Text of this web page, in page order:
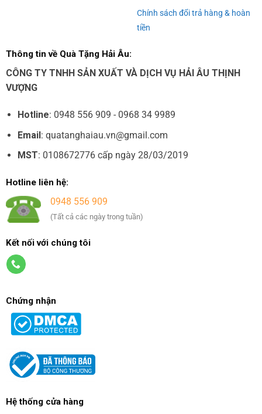
Chính sách đổi trả hàng & hoàn
tiền
Thông tin về Quà Tặng Hải Âu:
CÔNG TY TNHH SẢN XUẤT VÀ DỊCH VỤ HẢI ÂU THỊNH
VƯỢNG
Hotline: 0948 556 909 - 0968 34 9989
Email: quatanghaiau.vn@gmail.com
MST: 0108672776 cấp ngày 28/03/2019
Hotline liên hệ:
0948 556 909
(Tất cả các ngày trong tuần)
Kết nối với chúng tôi
Chứng nhận
Hệ thống cửa hàng